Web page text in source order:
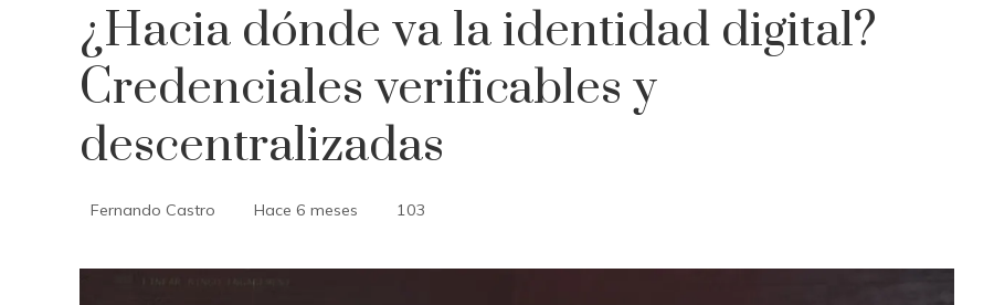
¿Hacia dónde va la identidad digital?
Credenciales verificables y
descentralizadas
Fernando Castro Hace 6 meses 103